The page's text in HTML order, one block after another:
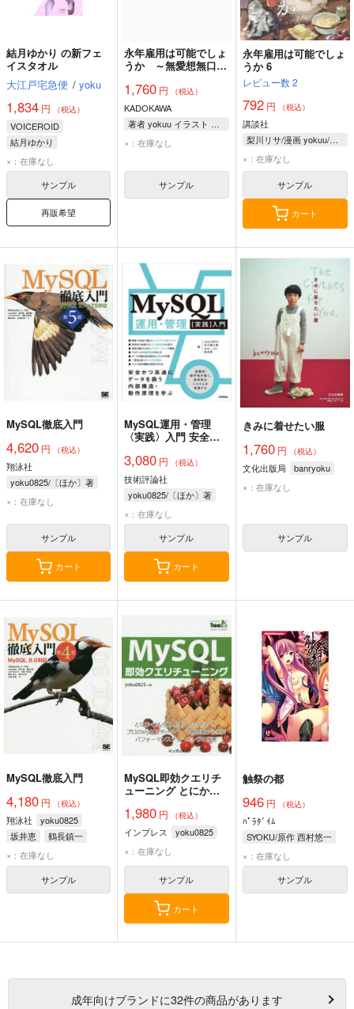
結月ゆかり の新フェ
イスタオル
大江戸宅急便 / yoku
1,834 円 （税込）
VOICEROID
結月ゆかり
×：在庫なし
サンプル
再販希望
永年雇用は可能でしょ
うか ～無愛想無口な
職ライフ～ 7
1,760 円 （税込）
KADOKAWA
著者 yokuu イラスト 烏羽雨
×：在庫なし
サンプル
永年雇用は可能でしょ
うか 6
レビュー数2
792円 （税込）
講談社
梨川リサ/漫画 yokuu/原作 烏羽雨/キャラクター原案
×：在庫なし
サンプル
カート
MySQL徹底入門
4,620 円 （税込）
翔泳社
yoku0825/〔ほか〕著
×：在庫なし
サンプル
カート
MySQL運用・管理
〈実践〉入門 安全か
内部構造・動作原理を
学ぶ
3,080 円 （税込）
技術評論社
yoku0825/〔ほか〕著
×：在庫なし
サンプル
カート
きみに着せたい服
1,760円 （税込）
文化出版局
banryoku
×：在庫なし
サンプル
MySQL徹底入門
4,180 円 （税込）
翔泳社
yoku0825
坂井恵
鶴長鎮一
とみたまさひろ
深町日出海
福山裕大
班石悦夫
山崎由章
×：在庫なし
サンプル
MySQL即効クエリチ
ューニング とにかく
人へ!プロのMySQLデ
ータベース管理者から
学ぶパフォーマンスチ
ューニングの極意
1,980 円 （税込）
インプレス
yoku0825
×：在庫なし
サンプル
カート
触祭の都
946円 （税込）
ﾊﾟﾗﾀﾞｲﾑ
SYOKU/原作 西村悠一
×：在庫なし
サンプル
成年向けブランドに32件の商品があります